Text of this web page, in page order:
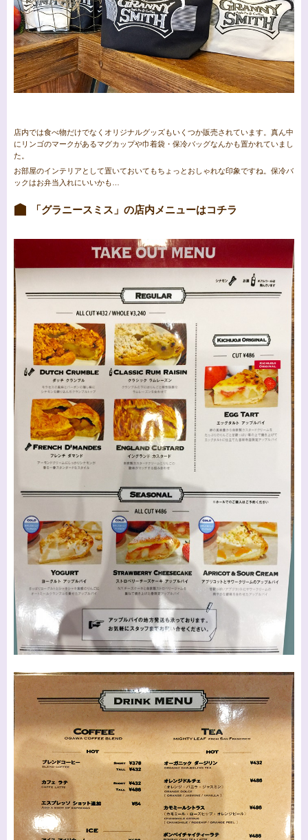
店内では食べ物だけでなくオリジナルグッズもいくつか販売されています。真ん中
にリンゴのマークがあるマグカップや巾着袋・保冷バッグなんかも置かれていまし
た。
お部屋のインテリアとして置いておいてもちょっとおしゃれな印象ですね。保冷バ
ックはお弁当入れにいいかも…
「グラニースミス」の店内メニューはコチラ